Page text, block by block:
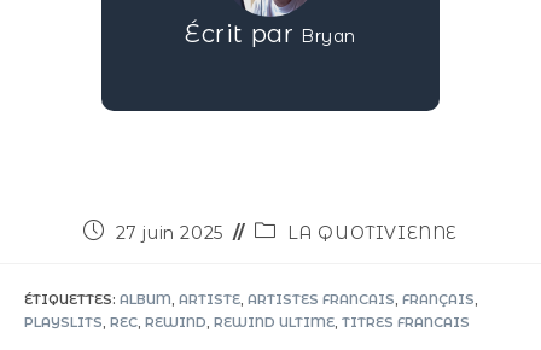
Écrit par Bryan
27 juin 2025 LA QUOTIVIENNE
ÉTIQUETTES: ALBUM, ARTISTE, ARTISTES FRANCAIS, FRANÇAIS,
PLAYSLITS, REC, REWIND, REWIND ULTIME, TITRES FRANCAIS